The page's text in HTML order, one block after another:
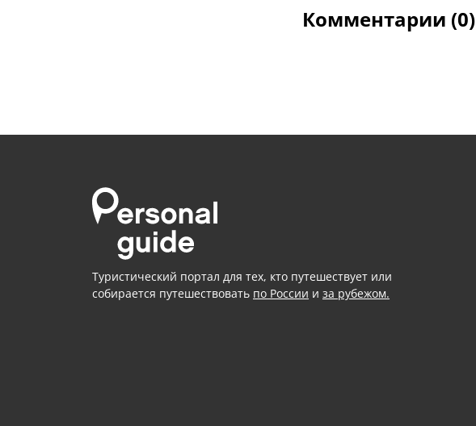
Комментарии (0)
Туристический портал для тех, кто путешествует или
собирается путешествовать по России и за рубежом.